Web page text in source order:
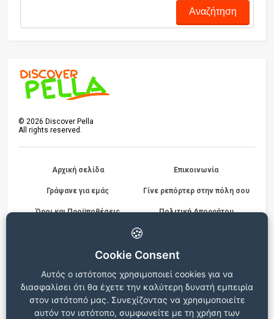
🍪
Cookie Consent
Αυτός ο ιστότοπος χρησιμοποιεί cookies για να
διασφαλίσει ότι θα έχετε την καλύτερη δυνατή εμπειρία
στον ιστότοπό μας. Συνεχίζοντας να χρησιμοποιείτε
αυτόν τον ιστότοπο, συμφωνείτε με τη χρήση των
©2026 Discover Pella
All rights reserved.
Αρχική σελίδα Επικοινωνία
Γράψανε για εμάς Γίνε ρεπόρτερ στην πόλη σου
Όροι και Προϋποθέσεις
Πολιτική Απορρήτου
Ο ιστότοπος βρίσκεται σε δοκιμαστική λειτουργία, για
οποιεσδήποτε παρατηρήσεις ή προβλήματα επικοινωνήστε στο
info@discoverpella.gr